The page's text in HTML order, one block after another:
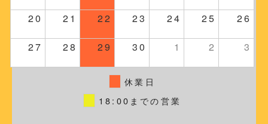
20 21 22 23 24 25 26
27 28 29 30 1 2 3
休業日
18:00までの営業